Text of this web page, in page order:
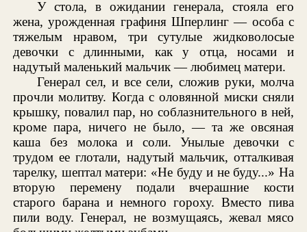
У стола, в ожидании генерала, стояла его
жена, урожденная графиня Шперлинг — особа с
тяжелым нравом, три сутулые жидковолосые
девочки с длинными, как у отца, носами и
надутый маленький мальчик — любимец матери.
Генерал сел, и все сели, сложив руки, молча
прочли молитву. Когда с оловянной миски сняли
крышку, повалил пар, но соблазнительного в ней,
кроме пара, ничего не было, — та же овсяная
каша без молока и соли. Унылые девочки с
трудом ее глотали, надутый мальчик, отталкивая
тарелку, шептал матери: «Не буду и не буду...» На
вторую перемену подали вчерашние кости
старого барана и немного гороху. Вместо пива
пили воду. Генерал, не возмущаясь, жевал мясо